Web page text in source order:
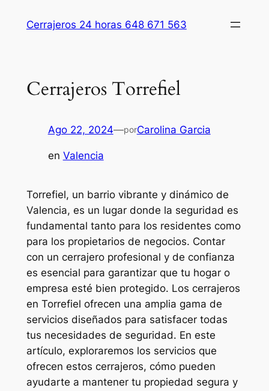
Cerrajeros 24 horas 648 671 563
Cerrajeros Torrefiel
Ago 22, 2024—porCarolina Garcia
en Valencia
Torrefiel, un barrio vibrante y dinámico de
Valencia, es un lugar donde la seguridad es
fundamental tanto para los residentes como
para los propietarios de negocios. Contar
con un cerrajero profesional y de confianza
es esencial para garantizar que tu hogar o
empresa esté bien protegido. Los cerrajeros
en Torrefiel ofrecen una amplia gama de
servicios diseñados para satisfacer todas
tus necesidades de seguridad. En este
artículo, exploraremos los servicios que
ofrecen estos cerrajeros, cómo pueden
ayudarte a mantener tu propiedad segura y